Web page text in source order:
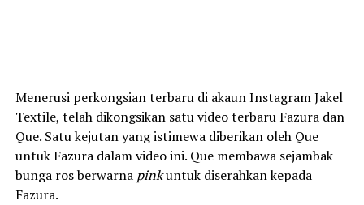
Menerusi perkongsian terbaru di akaun Instagram Jakel
Textile, telah dikongsikan satu video terbaru Fazura dan
Que. Satu kejutan yang istimewa diberikan oleh Que
untuk Fazura dalam video ini. Que membawa sejambak
bunga ros berwarna pinkuntuk diserahkan kepada
Fazura.